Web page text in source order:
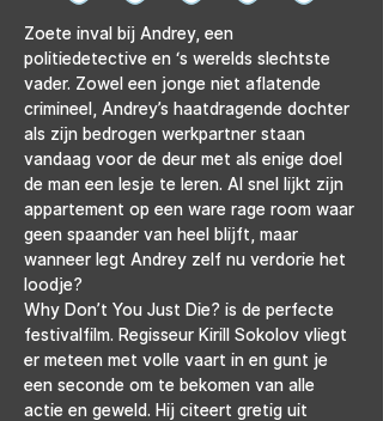
Zoete inval bij Andrey, een
politiedetective en ‘s werelds slechtste
vader. Zowel een jonge niet aflatende
crimineel, Andrey’s haatdragende dochter
als zijn bedrogen werkpartner staan
vandaag voor de deur met als enige doel
de man een lesje te leren. Al snel lijkt zijn
appartement op een ware rage room waar
geen spaander van heel blijft, maar
wanneer legt Andrey zelf nu verdorie het
loodje?
Why Don’t You Just Die? is de perfecte
festivalfilm. Regisseur Kirill Sokolov vliegt
er meteen met volle vaart in en gunt je
een seconde om te bekomen van alle
actie en geweld. Hij citeert gretig uit